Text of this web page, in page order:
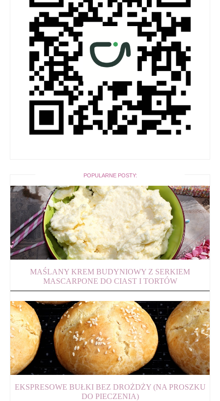
POPULARNE POSTY:
MAŚLANY KREM BUDYNIOWY Z SERKIEM
MASCARPONE DO CIAST I TORTÓW
EKSPRESOWE BUŁKI BEZ DROŻDŻY (NA PROSZKU
DO PIECZENIA)